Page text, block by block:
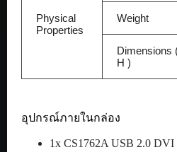
Physical
Properties
Weight
Dimensions
H )
อุปกรณ์ภายในกล่อง
1x CS1762A USB 2.0